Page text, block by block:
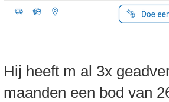
Hij heeft m al 3x
maanden een bod van